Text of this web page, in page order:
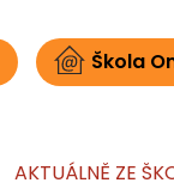
Škola
AKTUÁLNĚ ZE